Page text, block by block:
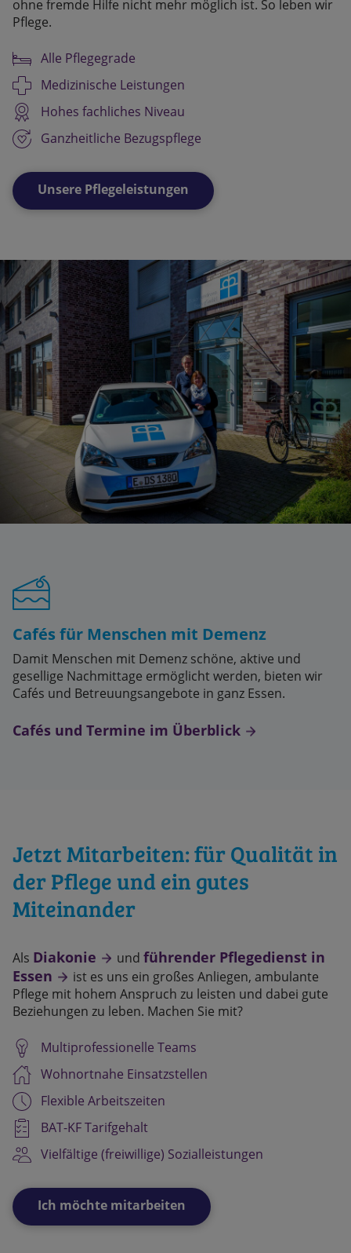
ohne fremde Hilfe nicht mehr möglich ist. So leben wir
Pflege.
Alle Pflegegrade
Medizinische Leistungen
Hohes fachliches Niveau
Ganzheitliche Bezugspflege
Unsere Pflegeleistungen
Cafés für Menschen mit Demenz
Damit Menschen mit Demenz schöne, aktive und
gesellige Nachmittage ermöglicht werden, bieten wir
Cafés und Betreuungsangebote in ganz Essen.
Cafés und Termine im Überblick
Jetzt Mitarbeiten: für Qualität in
der Pflege und ein gutes
Miteinander
Als Diakonie und führender Pflegedienst in
Essen
ist es uns ein großes Anliegen, ambulante
Pflege mit hohem Anspruch zu leisten und dabei gute
Beziehungen zu leben. Machen Sie mit?
Multiprofessionelle Teams
Wohnortnahe Einsatzstellen
Flexible Arbeitszeiten
BAT-KF Tarifgehalt
Vielfältige (freiwillige) Sozialleistungen
Ich möchte mitarbeiten